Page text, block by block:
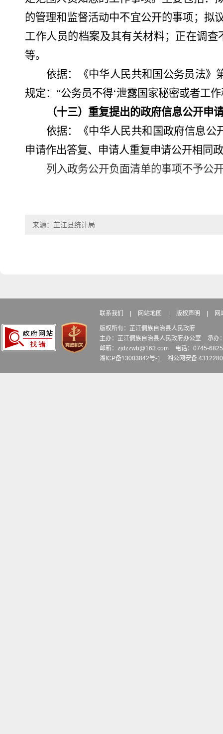
的管理和监督活动中不宜公开的事项；拟
工作人员的档案及其有关材料；正在调
等。
依据：
《中华人民共和国公务员法
规定：“公务员不得‘泄露国家秘密或者工作
（十三）重复提出的政府信息公开申
依据：《中华人民共和国政府信息公
申请作出答复、申请人重复申请公开相同
列入政务公开负面清单的事项不予公
来源：芷江县统计局
联系我们 网站地图 版权声明 网
版权所有：芷江侗族自治县人民政府
主办：芷江侗族自治县人民政府办公室
承办
邮箱：zjdzzwb@163.com
电话：0745-
湘ICP备13003842号-1
湘公网安备